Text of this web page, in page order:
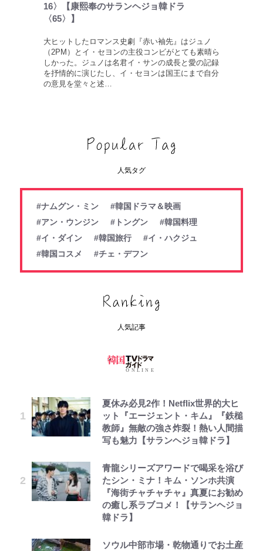
16〉【康熙奉のサランヘジョ韓ドラ
〈65〉】
大ヒットしたロマンス史劇『赤い袖先』はジュノ
（2PM）とイ・セヨンの主役コンビがとても素晴ら
しかった。ジュノは名君イ・サンの成長と愛の記録
を抒情的に演じたし、イ・セヨンは国王にまで自分
の意見を堂々と述…
人気タグ
#ナムグン・ミン
#韓国ドラマ＆映画
#アン・ウンジン
#トングン
#韓国料理
#イ・ダイン
#韓国旅行
#イ・ハクジュ
#韓国コスメ
#チェ・デフン
人気記事
夏休み必見2作！Netflix世界的大ヒ
ット『エージェント・キム』『鉄槌
教師』無敵の強さ炸裂！熱い人間描
写も魅力【サランヘジョ韓ドラ】
青龍シリーズアワードで喝采を浴び
たシン・ミナ！キム・ソンホ共演
『海街チャチャチャ』真夏にお勧め
の癒し系ラブコメ！【サランヘジョ
韓ドラ】
ソウル中部市場・乾物通りでお土産